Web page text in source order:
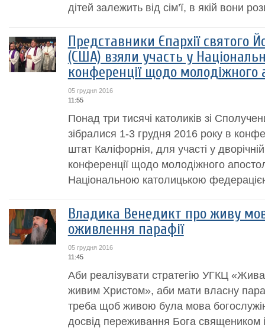
дітей залежить від сім’ї, в якій вони
Представники Єпархії святого
(США) взяли участь у
конференції щодо молодіжного
05 грудня 2016
11:55
Понад три тисячі католиків зі
зібралися 1-3 грудня 2016 року в
штат Каліфорнія, для участі у
конференції щодо молодіжного
Національною католицькою
Владика Венедикт про живу
оживлення парафії
05 грудня 2016
11:45
Аби реалізувати стратегію УГКЦ «Жива
живим Христом», аби мати власну
треба щоб живою була мова
досвід переживання Бога священиком